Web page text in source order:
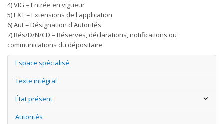
4) VIG = Entrée en vigueur
5) EXT = Extensions de l'application
6) Aut = Désignation d'Autorités
7) Rés/D/N/CD = Réserves, déclarations, notifications ou
communications du dépositaire
Espace spécialisé
Texte intégral
État présent
Autorités